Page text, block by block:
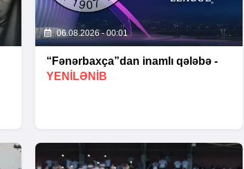
06.08.2026 - 00:01
“Fənərbaxça”dan inamlı qələbə -
YENİLƏNİB